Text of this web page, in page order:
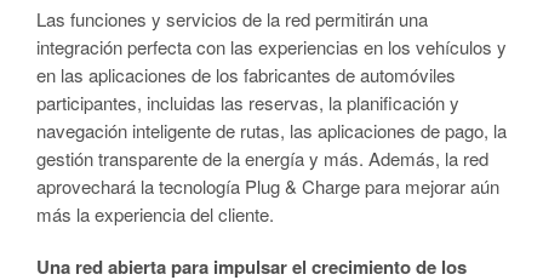
Las funciones y servicios de la red permitirán una
integración perfecta con las experiencias en los vehículos y
en las aplicaciones de los fabricantes de automóviles
participantes, incluidas las reservas, la planificación y
navegación inteligente de rutas, las aplicaciones de pago, la
gestión transparente de la energía y más. Además, la red
aprovechará la tecnología Plug & Charge para mejorar aún
más la experiencia del cliente.
Una red abierta para impulsar el crecimiento de los